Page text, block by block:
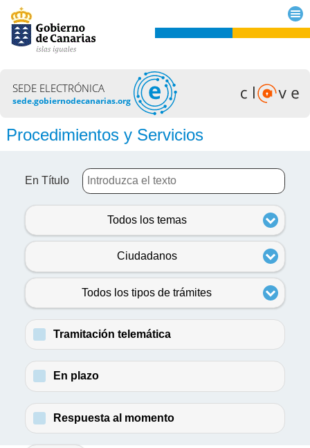
SEDE ELECTRÓNICA
sede.gobiernodecanarias.org
Procedimientos y Servicios
En Título
Todos los temas
Ciudadanos
Todos los tipos de trámites
Tramitación telemática
En plazo
Respuesta al momento